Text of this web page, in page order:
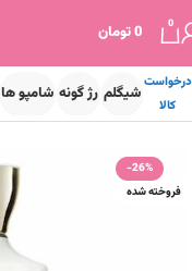
0
0تومان
درخواست
کالا
شیگلم رژ گونه شامپو ها
خانه
-26%
فروخته شده